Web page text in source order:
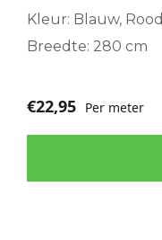
Kleur: Blauw, Rood
Breedte: 280 cm
€22,95 Per meter